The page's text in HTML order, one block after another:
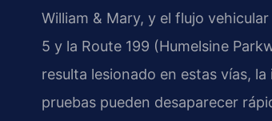
William & Mary, y el flujo
5 y la Route 199 (Humelsine
resulta lesionado en estas vías,
pruebas pueden desaparecer